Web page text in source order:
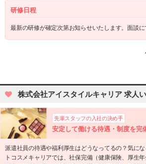
研修日程
最新の研修が確定次第お知らせいたします。面談に
株式会社アイスタイルキャリア 求人
先輩スタッフの入社の決め手
安定して働ける待遇・制度を完
派遣社員の待遇や福利厚生はどうなってるの？気に
トコスメキャリアでは、社保完備（健康保険、厚生